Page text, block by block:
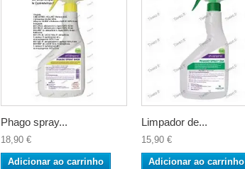
Phago spray...
18,90 €
Adicionar ao carrinho
Limpador de...
15,90 €
Adicionar ao carrinho